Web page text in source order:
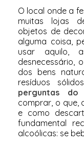
O local onde a
muitas lojas
objetos de
alguma coisa,
usar aquilo,
desnecessário,
dos bens
resíduos
perguntas do
comprar, o que,
e como
fundamental
alcoólicas: se